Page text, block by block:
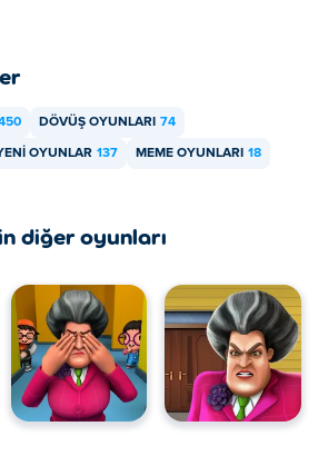
ve masaüstü bilgisayarlarda
mobil cihazlarınızda oynanabilir.
DÖVÜŞ OYUNLARI 74
OYUNLAR 137 MEME OYUNLARI 18
diğer oyunları